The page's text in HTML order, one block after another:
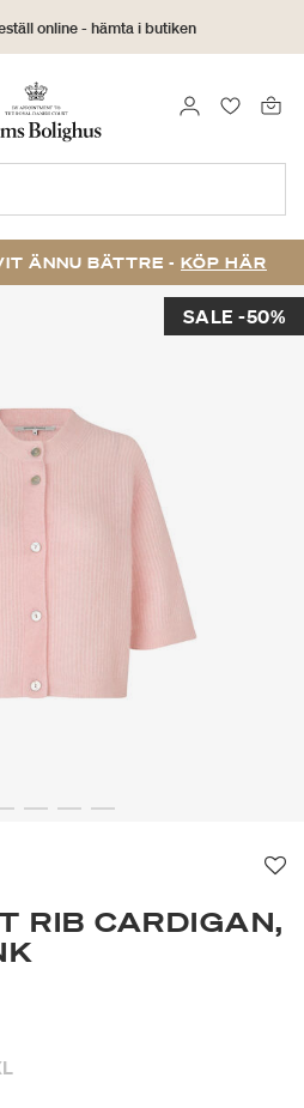
online - hämta i butiken
returrätt
LOGGA IN
ÄNNU BÄTTRE - KÖP HÄR
SALE -50%
RIB CARDIGAN,